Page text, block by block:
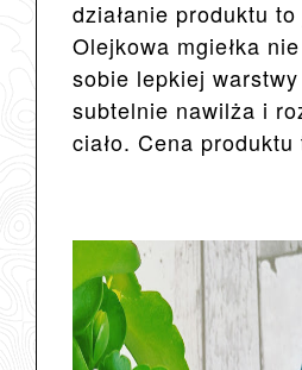
działanie produktu
Olejkowa mgiełka
sobie lepkiej
subtelnie nawilża i
ciało. Cena produktu